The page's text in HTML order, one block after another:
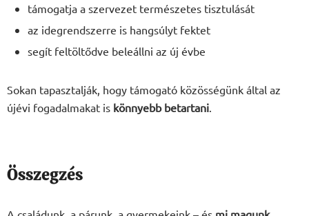
támogatja a szervezet természetes tisztulását
az idegrendszerre is hangsúlyt fektet
segít feltöltődve beleállni az új évbe
Sokan tapasztalják, hogy támogató közösségünk által az
újévi fogadalmakat is könnyebb betartani
Összegzés